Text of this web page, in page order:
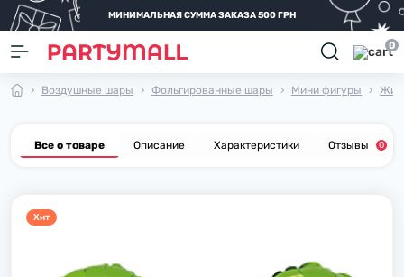
МИНИМАЛЬНАЯ СУММА ЗАКАЗА 500 ГРН
0
Воздушные шары Фольгированные шары Мини фигуры
Все о товаре Описание Характеристики Отзывы 0
Хит